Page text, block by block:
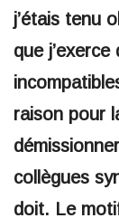
j’étais tenu
que
raison pour
collègues
doit. Le